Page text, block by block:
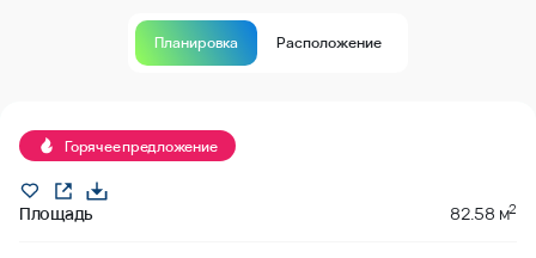
Планировка Расположение
Горячее предложение
Площадь 82.58 м2